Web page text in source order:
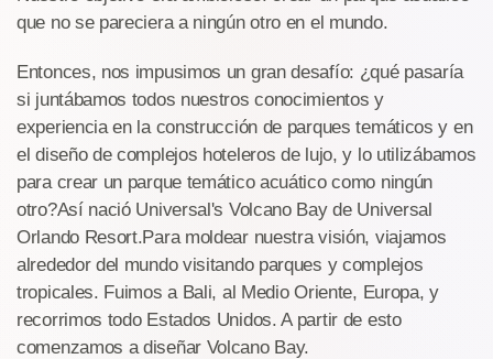
que no se pareciera a ningún otro en el mundo.
Entonces, nos impusimos un gran desafío: ¿qué pasaría
si juntábamos todos nuestros conocimientos y
experiencia en la construcción de parques temáticos y en
el diseño de complejos hoteleros de lujo, y lo utilizábamos
para crear un parque temático acuático como ningún
otro?Así nació Universal's Volcano Bay de Universal
Orlando Resort.Para moldear nuestra visión, viajamos
alrededor del mundo visitando parques y complejos
tropicales. Fuimos a Bali, al Medio Oriente, Europa, y
recorrimos todo Estados Unidos. A partir de esto
comenzamos a diseñar Volcano Bay.